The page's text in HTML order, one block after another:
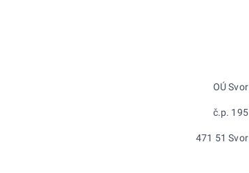
OÚ Svor
č.p. 195
471 51 Svor